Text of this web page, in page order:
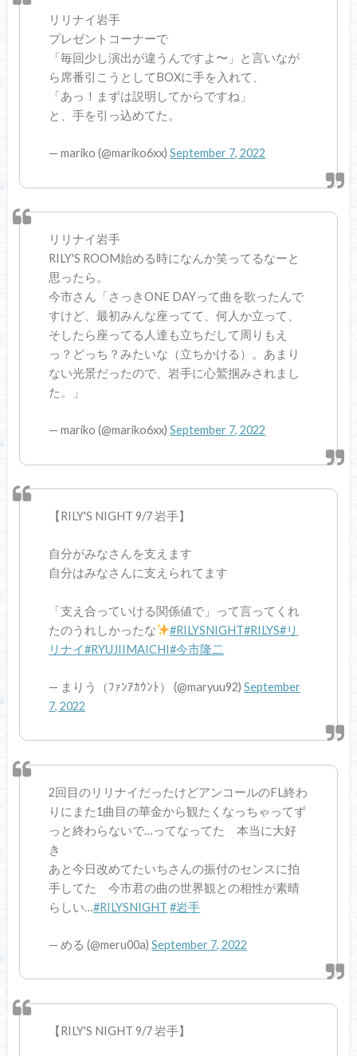
リリナイ岩手
プレゼントコーナーで
「毎回少し演出が違うんですよ〜」と言いなが
ら席番引こうとしてBOXに手を入れて、
「あっ！まずは説明してからですね」
と、手を引っ込めてた。
— mariko (@mariko6xx)September 7, 2022
リリナイ岩手
RILY'S ROOM始める時になんか笑ってるなーと
思ったら。
今市さん「さっきONE DAYって曲を歌ったんで
すけど、最初みんな座ってて、何人か立って、
そしたら座ってる人達も立ちだして周りもえ
っ？どっち？みたいな（立ちかける）。あまり
ない光景だったので、岩手に心鷲掴みされまし
た。」
— mariko (@mariko6xx)September 7, 2022
【RILY'S NIGHT 9/7 岩手】
自分がみなさんを支えます
自分はみなさんに支えられてます
「支え合っていける関係値で」って言ってくれ
たのうれしかったな
#RILYSNIGHT#RILYS#リ
リナイ#RYUJIIMAICHI#今市隆二
— まりう（ﾌｧﾝｱｶｳﾝﾄ） (@maryuu92)September
7, 2022
2回目のリリナイだったけどアンコールのFL終わ
りにまた1曲目の華金から観たくなっちゃってず
っと終わらないで…ってなってた 本当に大好
き
あと今日改めてたいちさんの振付のセンスに拍
手してた 今市君の曲の世界観との相性が素晴
らしい…#RILYSNIGHT #岩手
— める (@meru00a)September 7, 2022
【RILY'S NIGHT 9/7 岩手】